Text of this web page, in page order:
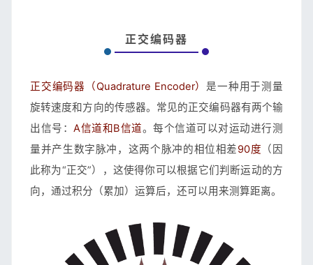
正交编码器
正交编码器（Quadrature Encoder）是一种用于测量
旋转速度和方向的传感器。常见的正交编码器有两个输
出信号：A信道和B信道。每个信道可以对运动进行测
量并产生数字脉冲，这两个脉冲的相位相差90度 （因
此称为“正交”），这使得你可以根据它们判断运动的方
向，通过积分（累加）运算后，还可以用来测算距离。